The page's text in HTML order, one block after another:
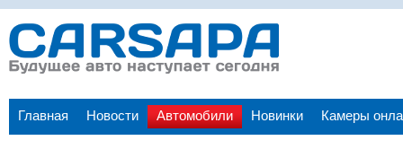
Главная Новости Автомобили Новинки Камеры